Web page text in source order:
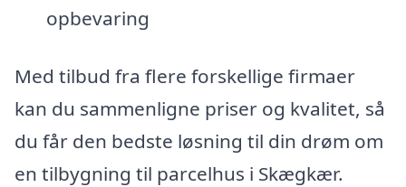
opbevaring
Med tilbud fra flere forskellige firmaer
kan du sammenligne priser og kvalitet, så
du får den bedste løsning til din drøm om
en tilbygning til parcelhus i Skægkær.